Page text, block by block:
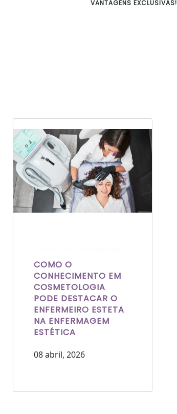
VANTAGENS EXCLUSIVAS!
COMO O
CONHECIMENTO EM
COSMETOLOGIA
PODE DESTACAR O
ENFERMEIRO ESTETA
NA ENFERMAGEM
ESTÉTICA
08 abril, 2026